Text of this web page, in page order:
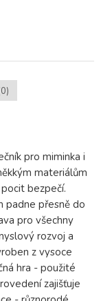
pro miminka i
materiálům
bezpečí.
padne přesně do
pro všechny
rozvoj a
z vysoce
hra - použité
zajišťuje